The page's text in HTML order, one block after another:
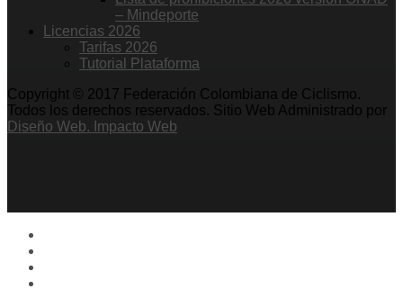
– Mindeporte
Licencias 2026
Tarifas 2026
Tutorial Plataforma
Copyright © 2017 Federación Colombiana de Ciclismo.
Todos los derechos reservados. Sitio Web Administrado por
Diseño Web. Impacto Web